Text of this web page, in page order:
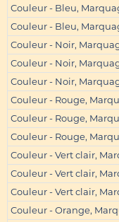
Couleur - Bleu,
Couleur - Bleu,
Couleur - Noir,
Couleur - Noir,
Couleur - Noir,
Couleur - Rouge,
Couleur - Rouge,
Couleur - Rouge,
Couleur - Vert clair,
Couleur - Vert clair,
Couleur - Vert clair,
Couleur - Orange,